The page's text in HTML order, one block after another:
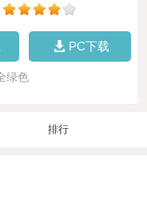
PC下载
绿色
排行